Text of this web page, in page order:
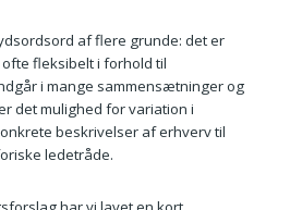
af flere grunde: det er
fleksibelt i forhold til
i mange sammensætninger og
det mulighed for variation i
beskrivelser af erhverv til
ledetråde.